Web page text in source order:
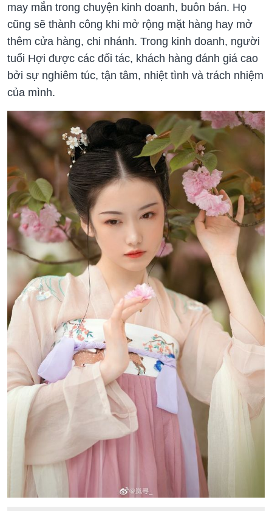
may mắn trong chuyện kinh doanh, buôn bán. Họ
cũng sẽ thành công khi mở rộng mặt hàng hay mở
thêm cửa hàng, chi nhánh. Trong kinh doanh, người
tuổi Hợi được các đối tác, khách hàng đánh giá cao
bởi sự nghiêm túc, tận tâm, nhiệt tình và trách nhiệm
của mình.